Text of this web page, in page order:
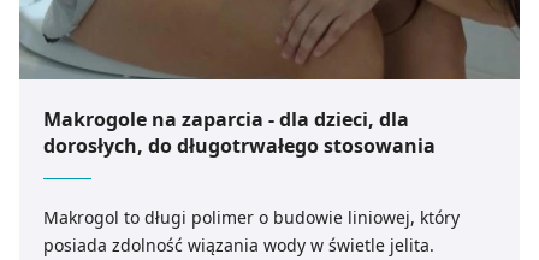
Makrogole na zaparcia - dla dzieci, dla
dorosłych, do długotrwałego stosowania
Makrogol to długi polimer o budowie liniowej, który
posiada zdolność wiązania wody w świetle jelita.